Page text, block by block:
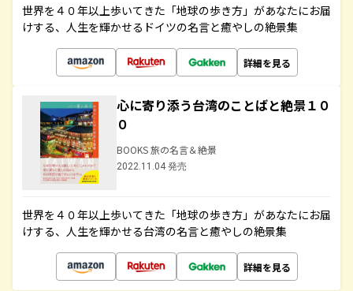
世界を４０年以上歩いてきた「地球の歩き方」があなたにお届
けする、人生を輝かせるドイツの名言と癒やしの絶景集
詳細を見る
心に寄り添う台湾のことばと絶景１０
０
BOOKS 旅の名言＆絶景
2022.11.04 発売
世界を４０年以上歩いてきた「地球の歩き方」があなたにお届
けする、人生を輝かせる台湾の名言と癒やしの絶景集
詳細を見る